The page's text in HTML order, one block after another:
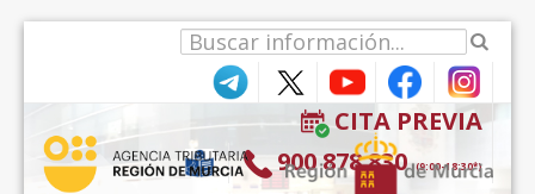
CITA PREVIA
900 878 830 (9:00-18:30*)